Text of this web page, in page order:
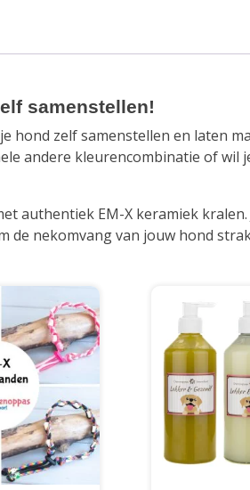
samenstellen!
samenstellen!
hond zelf samenstellen en laten
andere kleurencombinatie of
authentiek EM-X keramiek
de nekomvang van jouw hond
Dit
product
heeft
variaties.
optie
kan